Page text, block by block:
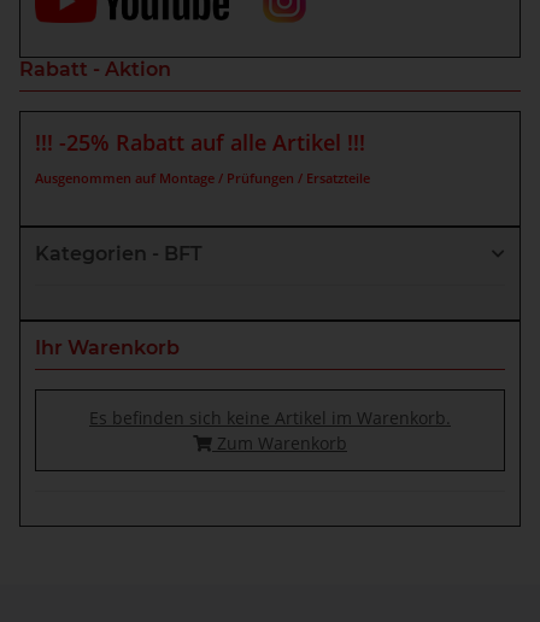
Rabatt - Aktion
!!! -25% Rabatt auf alle Artikel !!!
Ausgenommen auf Montage / Prüfungen / Ersatzteile
Kategorien - BFT
Ihr Warenkorb
Es befinden sich keine Artikel im Warenkorb.
Zum Warenkorb